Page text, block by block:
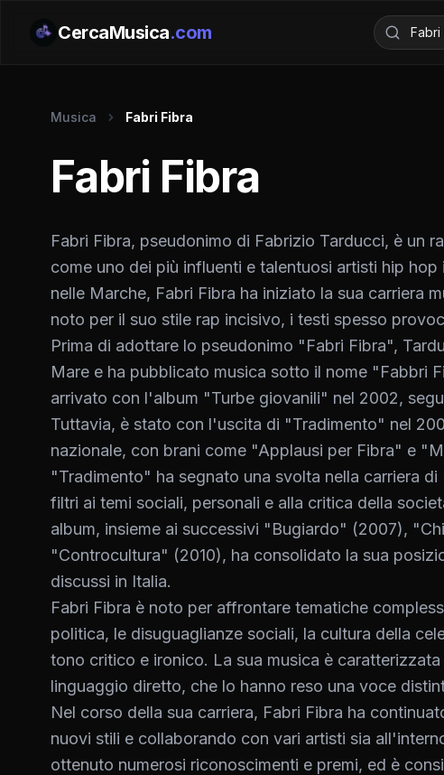
CercaMusica.com
Musica Fabri Fibra
Fabri Fibra
Fabri Fibra, pseudonimo di Fabrizio Tarducci, è un
come uno dei più influenti e talentuosi artisti hip
nelle Marche, Fabri Fibra ha iniziato la sua carriera
noto per il suo stile rap incisivo, i testi spesso
Prima di adottare lo pseudonimo "Fabri Fibra",
Mare e ha pubblicato musica sotto il nome "Fabbri
arrivato con l'album "Turbe giovanili" nel 2002,
Tuttavia, è stato con l'uscita di "Tradimento" nel
nazionale, con brani come "Applausi per Fibra" e
"Tradimento" ha segnato una svolta nella carriera
filtri ai temi sociali, personali e alla critica della
album, insieme ai successivi "Bugiardo" (2007),
"Controcultura" (2010), ha consolidato la sua
discussi in Italia.
Fabri Fibra è noto per affrontare tematiche
politica, le disuguaglianze sociali, la cultura della
tono critico e ironico. La sua musica è
linguaggio diretto, che lo hanno reso una voce
Nel corso della sua carriera, Fabri Fibra ha
nuovi stili e collaborando con vari artisti sia
ottenuto numerosi riconoscimenti e premi, ed è